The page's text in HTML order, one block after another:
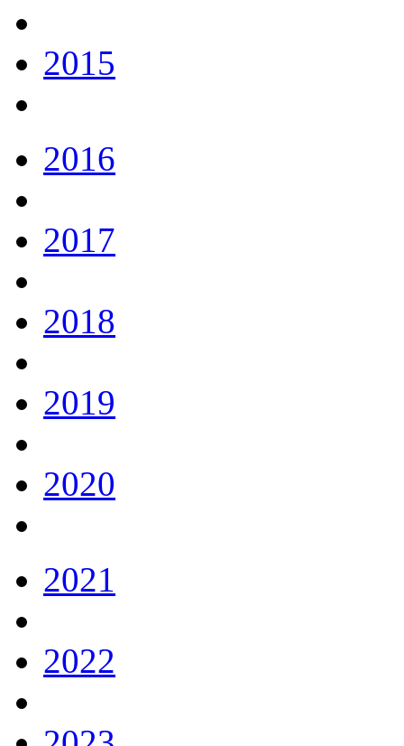
2015
2016
2017
2018
2019
2020
2021
2022